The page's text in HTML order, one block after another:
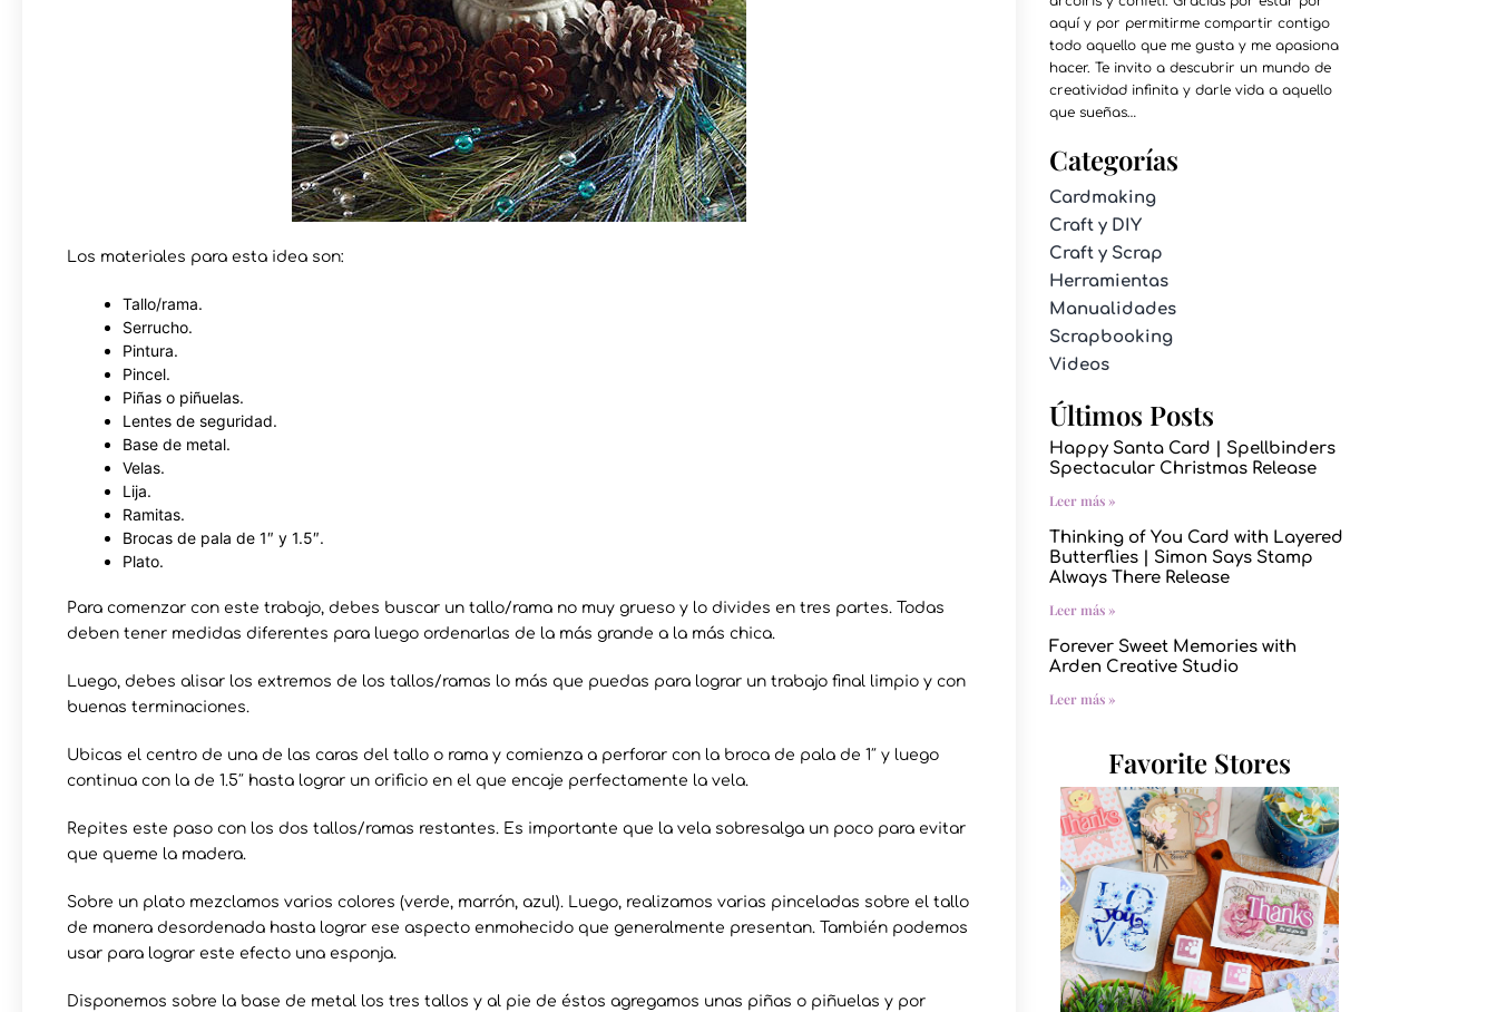
Los materiales para esta idea son:
Tallo/rama.
Serrucho.
Pintura.
Pincel.
Piñas o piñuelas.
Lentes de seguridad.
Base de metal.
Velas.
Lija.
Ramitas.
Brocas de pala de 1″ y 1.5″.
Plato.
Para comenzar con este trabajo, debes buscar un tallo/rama no muy grueso y lo divides en tres partes. Todas
deben tener medidas diferentes para luego ordenarlas de la más grande a la más chica.
Luego, debes alisar los extremos de los tallos/ramas lo más que puedas para lograr un trabajo final limpio y con
buenas terminaciones.
Ubicas el centro de una de las caras del tallo o rama y comienza a perforar con la broca de pala de 1″ y luego
continua con la de 1.5″ hasta lograr un orificio en el que encaje perfectamente la vela.
Repites este paso con los dos tallos/ramas restantes. Es importante que la vela sobresalga un poco para evitar
que queme la madera.
Sobre un plato mezclamos varios colores (verde, marrón, azul). Luego, realizamos varias pinceladas sobre el tallo
de manera desordenada hasta lograr ese aspecto enmohecido que generalmente presentan. También podemos
usar para lograr este efecto una esponja.
Disponemos sobre la base de metal los tres tallos y al pie de éstos agregamos unas piñas o piñuelas y por
aquí y por permitirme compartir contigo
todo aquello que me gusta y me apasiona
hacer. Te invito a descubrir un mundo de
creatividad infinita y darle vida a aquello
que sueñas…
Categorías
Cardmaking
Craft y DIY
Craft y Scrap
Herramientas
Manualidades
Scrapbooking
Videos
Últimos Posts
Happy Santa Card | Spellbinders
Spectacular Christmas Release
Leer más »
Thinking of You Card with Layered
Butterflies | Simon Says Stamp
Always There Release
Leer más »
Forever Sweet Memories with
Arden Creative Studio
Leer más »
Favorite Stores